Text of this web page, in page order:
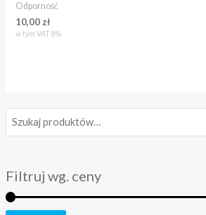
Filtruj wg. ceny
Odporność
10,00zł
w tym VAT 8%